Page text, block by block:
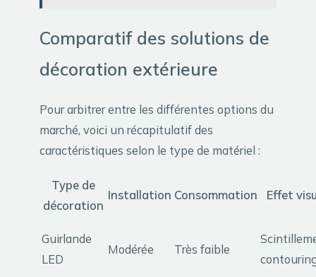
Comparatif des solutions de
décoration extérieure
Pour arbitrer entre les différentes options du
marché, voici un récapitulatif des
caractéristiques selon le type de matériel :
Type de
décoration
Installation Consommation Effet
Guirlande
LED
Modérée Très faible